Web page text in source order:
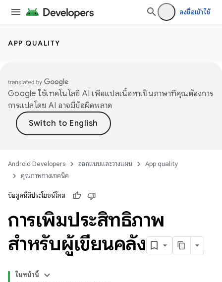
ลงชื่อเข้าใช้
APP QUALITY
Google ใช้เทคโนโลยี AI เพื่อแปลเนื้อหาเป็นภาษาที่คุณต้องการ
การแปลโดย AI อาจมีข้อผิดพลาด
Android Developers ออกแบบและวางแผน
App quality
คุณภาพทางเทคนิค
ข้อมูลนี้มีประโยชน์ไหม
การเพิ่มประสิทธิภาพ
สำหรับผู้เขียนคลัง
ในหน้านี้